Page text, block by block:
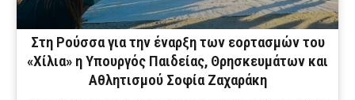
Στη Ρούσσα για την έναρξη των εορτασμών του
«Χίλια» η Υπουργός Παιδείας, Θρησκευμάτων και
Αθλητισμού Σοφία Ζαχαράκη